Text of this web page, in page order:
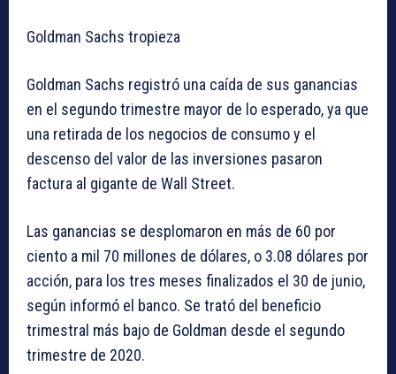
Goldman Sachs tropieza
Goldman Sachs registró una caída de sus ganancias
en el segundo trimestre mayor de lo esperado, ya que
una retirada de los negocios de consumo y el
descenso del valor de las inversiones pasaron
factura al gigante de Wall Street.
Las ganancias se desplomaron en más de 60 por
ciento a mil 70 millones de dólares, o 3.08 dólares por
acción, para los tres meses finalizados el 30 de junio,
según informó el banco. Se trató del beneficio
trimestral más bajo de Goldman desde el segundo
trimestre de 2020.